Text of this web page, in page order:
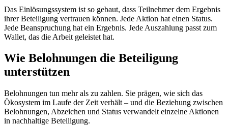
Das Einlösungssystem ist so gebaut, dass Teilnehmer dem Ergebnis
ihrer Beteiligung vertrauen können. Jede Aktion hat einen Status.
Jede Beanspruchung hat ein Ergebnis. Jede Auszahlung passt zum
Wallet, das die Arbeit geleistet hat.
Wie Belohnungen die Beteiligung
unterstützen
Belohnungen tun mehr als zu zahlen. Sie prägen, wie sich das
Ökosystem im Laufe der Zeit verhält – und die Beziehung zwischen
Belohnungen, Abzeichen und Status verwandelt einzelne Aktionen
in nachhaltige Beteiligung.